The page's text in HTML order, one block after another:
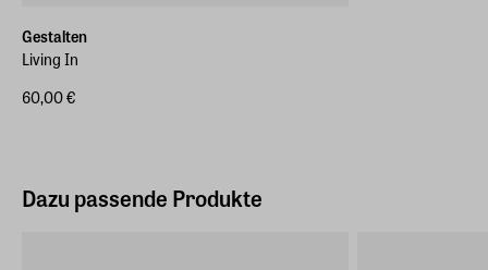
Gestalten
Living In
60,00 €
Dazu passende Produkte